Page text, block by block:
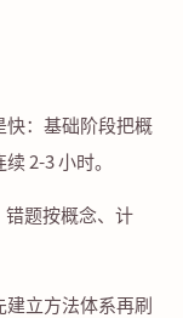
：基础阶段把概
2-3 小时。
错题按概念、计
立方法体系再刷